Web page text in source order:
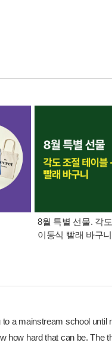
8월 특별 선물. 각
이동식 빨래 바구니
a mainstream school until
how hard that can be. The